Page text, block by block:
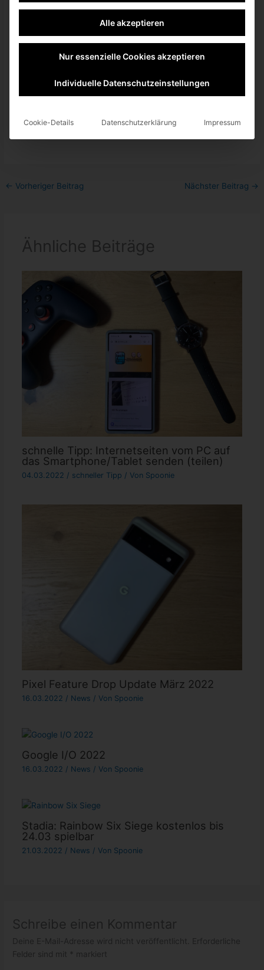
Spoonie
Technik - Nerd, Marvel Fan und Gelegenheitsspieler.
← Vorheriger Beitrag Nächster Beitrag →
Ähnliche Beiträge
schnelle Tipp: Internetseiten vom PC auf
das Smartphone/Tablet senden (teilen)
04.03.2022 / schneller Tipp / Von Spoonie
Pixel Feature Drop Update März 2022
16.03.2022 / News / Von Spoonie
Google I/O 2022
16.03.2022 / News / Von Spoonie
Stadia: Rainbow Six Siege kostenlos bis
24.03 spielbar
21.03.2022 / News / Von Spoonie
Schreibe einen Kommentar
Deine E-Mail-Adresse wird nicht veröffentlicht.
Erforderliche
Felder sind mit
* markiert
Alle akzeptieren
Nur essenzielle Cookies akzeptieren
Individuelle Datenschutzeinstellungen
Cookie-Details Datenschutzerklärung Impressum